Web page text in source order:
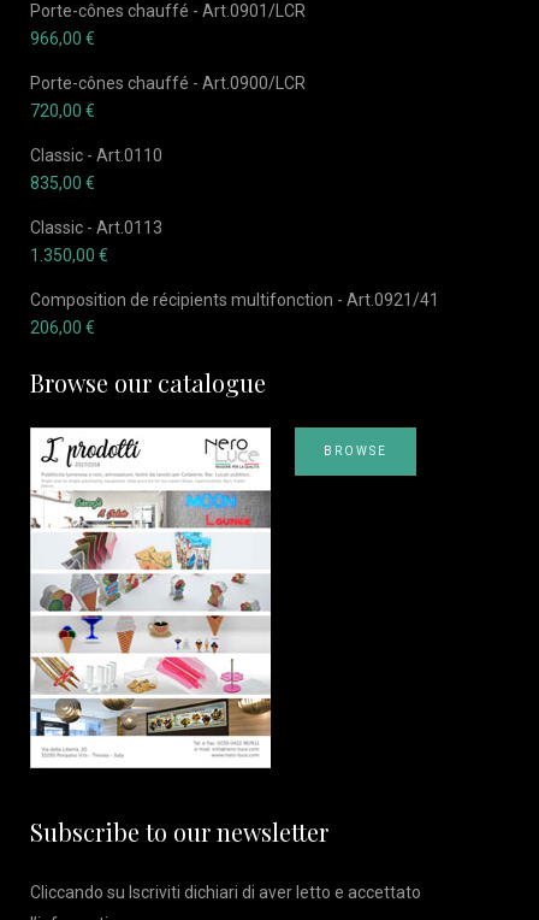
Porte-cônes chauffé - Art.0901/LCR
966,00 €
Porte-cônes chauffé - Art.0900/LCR
720,00 €
Classic - Art.0110
835,00 €
Classic - Art.0113
1.350,00 €
Composition de récipients multifonction - Art.0921/41
206,00 €
Browse our catalogue
BROWSE
Subscribe to our newsletter
Cliccando su Iscriviti dichiari di aver letto e accettato